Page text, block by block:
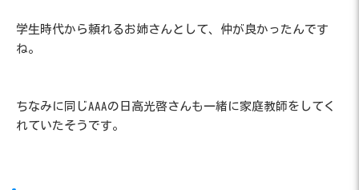
学生時代から頼れるお姉さんとして、仲が良かったんです
ね。
ちなみに同じAAAの日高光啓さんも一緒に家庭教師をしてく
れていたそうです。